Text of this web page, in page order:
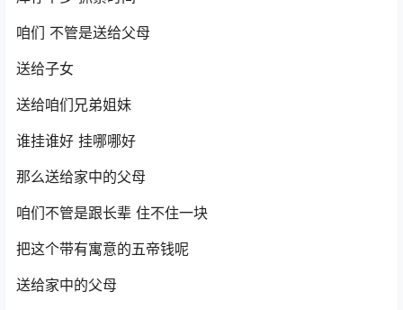
咱们 不管是送给父母
送给子女
送给咱们兄弟姐妹
谁挂谁好 挂哪哪好
那么送给家中的父母
咱们不管是跟长辈 住不住一块
把这个带有寓意的五帝钱呢
送给家中的父母